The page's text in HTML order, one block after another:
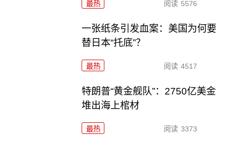
最热 阅读 5576
一张纸条引发血案：美国为何要
替日本“托底”？
最热 阅读 4517
特朗普“黄金舰队”：2750亿美金
堆出海上棺材
最热 阅读 3373